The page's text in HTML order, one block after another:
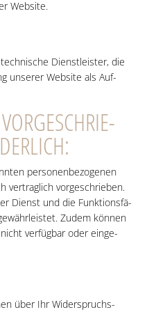
Website.
Dienst­leis­ter, die
unse­rer Web­site als Auf­
per­so­nen­be­zo­ge­nen
ver­trag­lich vor­ge­schrie­ben.
Dienst und die Funk­ti­ons­fä­
Zudem kön­nen
ver­füg­bar oder ein­ge­
über Ihr Wider­spruchs­